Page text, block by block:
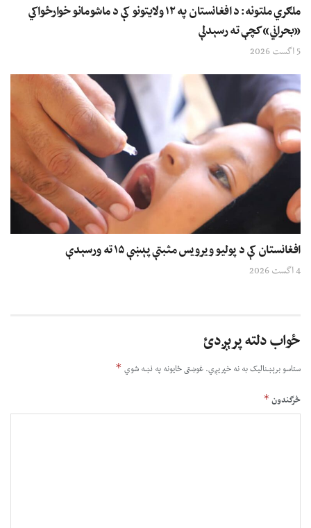
ملګري ملتونه: د افغانستان په ۱۲ ولایتونو کې د ماشومانو خوارځواکي
«بحراني» کچې ته رسېدلې
5 اگست 2026
افغانستان کې د پولیو ویرویس مثبتې پېښې ۱۵ ته ورسېدې
4 اگست 2026
ځواب دلته پرېږدئ
ستاسو برېښناليک به نه خپريږي.غوښتى ځایونه په نښه شوي *
څرگندون*